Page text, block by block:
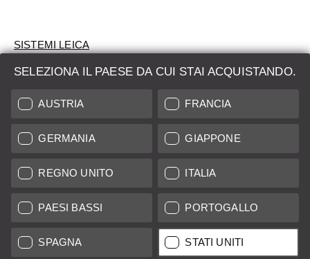
SELEZIONA IL PAESE DA CUI STAI ACQUISTANDO.
AUSTRIA FRANCIA
GERMANIA GIAPPONE
REGNO UNITO ITALIA
PAESI BASSI PORTOGALLO
SPAGNA STATI UNITI
SISTEMI LEICA
VALUTAZIONE
CERCHI UN PRODOTTO?
ASTE
PRODOTTI NUOVI
LEICA STORES
Tutti i prezzi dei fornitori con sede in UE/Regno Unito incl. IVA più